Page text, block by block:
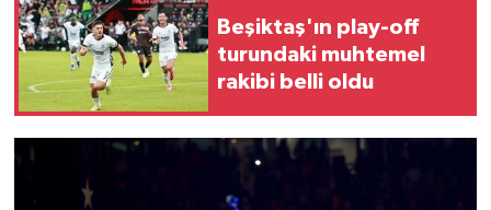
Beşiktaş'ın play-off
turundaki muhtemel
rakibi belli oldu